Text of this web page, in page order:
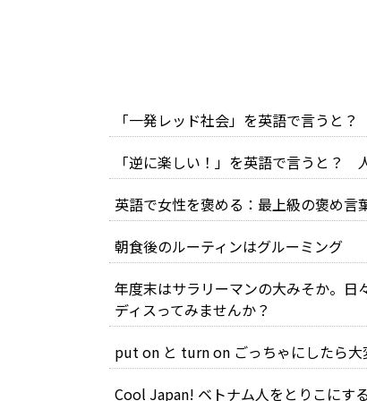
「一発レッド社会」を英語で言うと？
「逆に楽しい！」を英語で言うと？
英語で女性を褒める：最上級の褒め言
朝食後のルーティンはグルーミング
年度末はサラリーマンの大みそか。
ディスってみませんか？
put on と turn on ごっちゃにしたら大
Cool Japan! ベトナム人をとりこにす